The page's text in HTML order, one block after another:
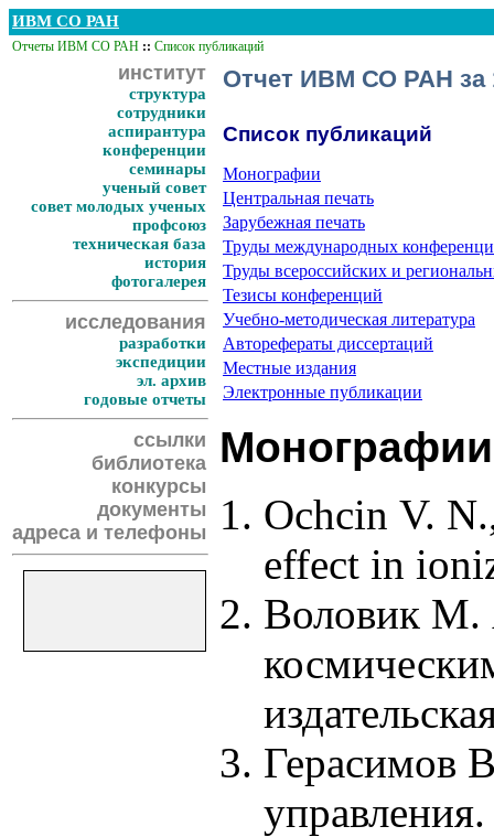
ИВМ СО РАН
Отчеты ИВМ СО РАН :: Список публикаций
институт
структура
сотрудники
аспирантура
конференции
семинары
ученый совет
совет молодых ученых
профсоюз
техническая база
история
фотогалерея
исследования
разработки
экспедиции
эл. архив
годовые отчеты
ссылки
библиотека
конкурсы
документы
адреса и телефоны
Отчет ИВМ СО РАН за
Список публикаций
Монографии
Центральная печать
Зарубежная печать
Труды международных
Труды всероссийских и
Тезисы конференций
Учебно-методическая литература
Авторефераты диссертаций
Местные издания
Электронные публикации
Ochcin V.
effect in
Воловик М.
Герасимов